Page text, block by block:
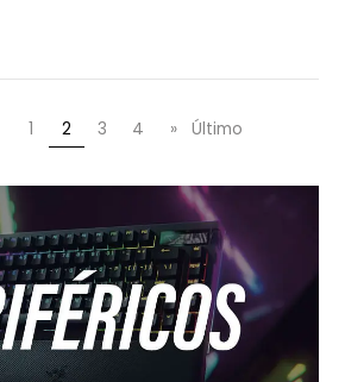
1 2 3 4 » Último